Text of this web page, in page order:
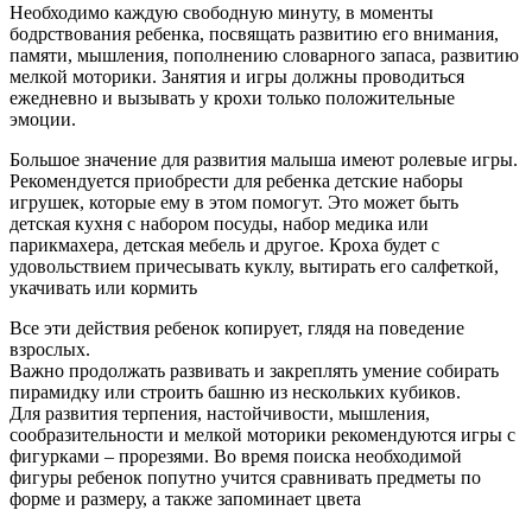
Необходимо каждую свободную минуту, в моменты
бодрствования ребенка, посвящать развитию его внимания,
памяти, мышления, пополнению словарного запаса, развитию
мелкой моторики. Занятия и игры должны проводиться
ежедневно и вызывать у крохи только положительные
эмоции.
Большое значение для развития малыша имеют ролевые игры.
Рекомендуется приобрести для ребенка детские наборы
игрушек, которые ему в этом помогут. Это может быть
детская кухня с набором посуды, набор медика или
парикмахера, детская мебель и другое. Кроха будет с
удовольствием причесывать куклу, вытирать его салфеткой,
укачивать или кормить
Все эти действия ребенок копирует, глядя на поведение
взрослых.
Важно продолжать развивать и закреплять умение собирать
пирамидку или строить башню из нескольких кубиков.
Для развития терпения, настойчивости, мышления,
сообразительности и мелкой моторики рекомендуются игры с
фигурками – прорезями. Во время поиска необходимой
фигуры ребенок попутно учится сравнивать предметы по
форме и размеру, а также запоминает цвета